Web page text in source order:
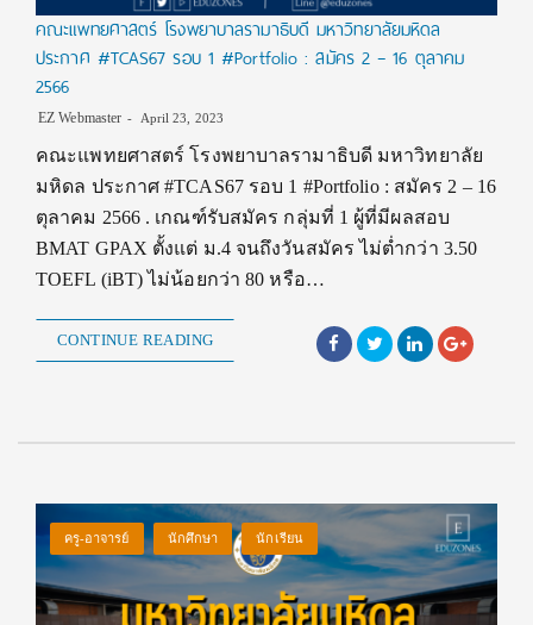
คณะแพทยศาสตร์ โรงพยาบาลรามาธิบดี มหาวิทยาลัยมหิดล
ประกาศ #TCAS67 รอบ 1 #Portfolio : สมัคร 2 – 16 ตุลาคม
2566
EZ Webmaster April 23, 2023
คณะแพทยศาสตร์ โรงพยาบาลรามาธิบดี มหาวิทยาลัย
มหิดล ประกาศ #TCAS67 รอบ 1 #Portfolio : สมัคร 2 – 16
ตุลาคม 2566 . เกณฑ์รับสมัคร กลุ่มที่ 1 ผู้ที่มีผลสอบ
BMAT GPAX ตั้งแต่ ม.4 จนถึงวันสมัคร ไม่ต่ำกว่า 3.50
TOEFL (iBT) ไม่น้อยกว่า 80 หรือ…
CONTINUE READING
ครู-อาจารย์ นักศึกษา นักเรียน